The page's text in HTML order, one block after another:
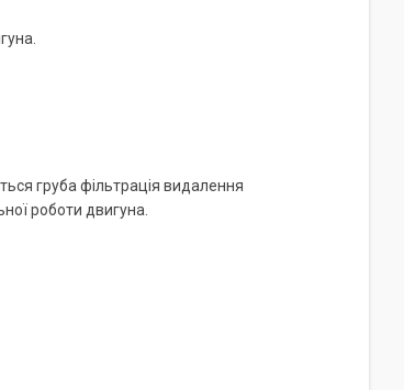
груба фільтрація видалення
роботи двигуна.